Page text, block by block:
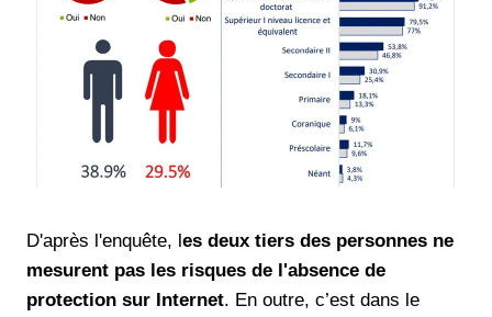
D'après l'enquête, les deux tiers des personnes ne
mesurent pas les risques de l'absence de
protection sur Internet. En outre, c’est dans le